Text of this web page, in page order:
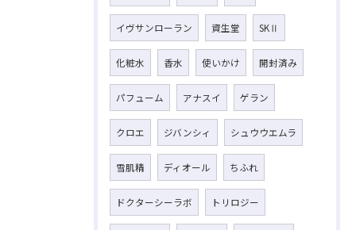
イヴサンローラン 資生堂 SKⅡ
化粧水 香水 使いかけ 開封済み
パフューム アナスイ ゲラン
クロエ ジバンシィ シュウウエムラ
雪肌精 ディオール ちふれ
ドクターシーラボ トリロジー